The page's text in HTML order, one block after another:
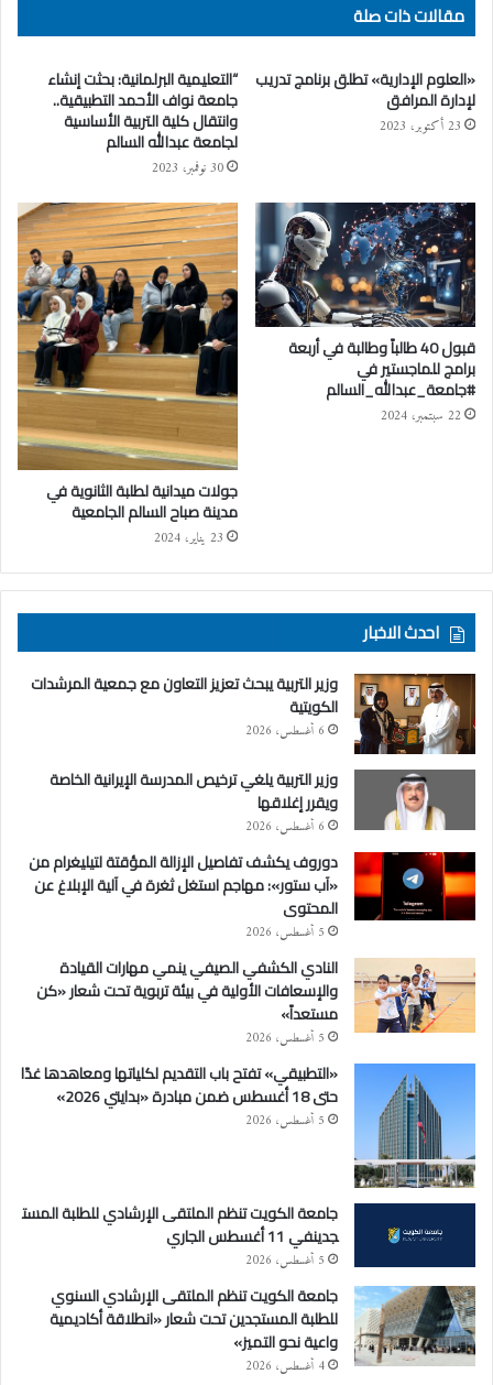
مقالات ذات صلة
«العلوم الإدارية» تطلق برنامج تدريب
لإدارة المرافق
23 أكتوبر، 2023
“التعليمية البرلمانية: بحثت إنشاء
جامعة نواف الأحمد التطبيقية..
وانتقال كلية التربية الأساسية
لجامعة عبدالله السالم
30 نوفمبر، 2023
قبول 40 طالباً وطالبة في أربعة
برامج للماجستير في
#جامعة_عبدالله_السالم
22 سبتمبر، 2024
جولات ميدانية لطلبة الثانوية في
مدينة صباح السالم الجامعية
23 يناير، 2024
احدث الاخبار
وزير التربية يبحث تعزيز التعاون مع جمعية المرشدات
الكويتية
6 أغسطس، 2026
وزير التربية يلغي ترخيص المدرسة الإيرانية الخاصة
ويقرر إغلاقها
6 أغسطس، 2026
دوروف يكشف تفاصيل الإزالة المؤقتة لتيليغرام من
«آب ستور»: مهاجم استغل ثغرة في آلية الإبلاغ عن
المحتوى
5 أغسطس، 2026
النادي الكشفي الصيفي ينمي مهارات القيادة
والإسعافات الأولية في بيئة تربوية تحت شعار «كن
مستعداً»
5 أغسطس، 2026
«التطبيقي» تفتح باب التقديم لكلياتها ومعاهدها غدًا
حتى 18 أغسطس ضمن مبادرة «بدايتي 2026»
5 أغسطس، 2026
جامعة الكويت تنظم الملتقى الإرشادي للطلبة المست
جدينفي 11 أغسطس الجاري
5 أغسطس، 2026
جامعة الكويت تنظم الملتقى الإرشادي السنوي
للطلبة المستجدين تحت شعار «انطلاقة أكاديمية
واعية نحو التميز»
4 أغسطس، 2026